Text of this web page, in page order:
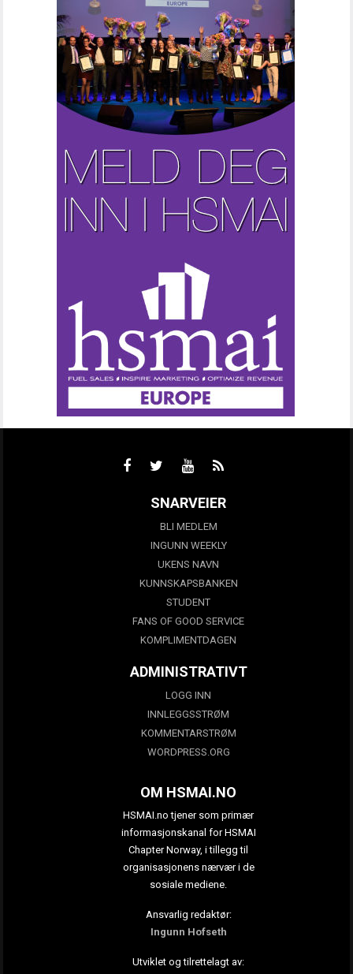
SNARVEIER
BLI MEDLEM
INGUNN WEEKLY
UKENS NAVN
KUNNSKAPSBANKEN
STUDENT
FANS OF GOOD SERVICE
KOMPLIMENTDAGEN
ADMINISTRATIVT
LOGG INN
INNLEGGSSTRØM
KOMMENTARSTRØM
WORDPRESS.ORG
OM HSMAI.NO
HSMAI.no tjener som primær
informasjonskanal for HSMAI
Chapter Norway, i tillegg til
organisasjonens nærvær i de
sosiale mediene.
Ansvarlig redaktør:
Ingunn Hofseth
Utviklet og tilrettelagt av: